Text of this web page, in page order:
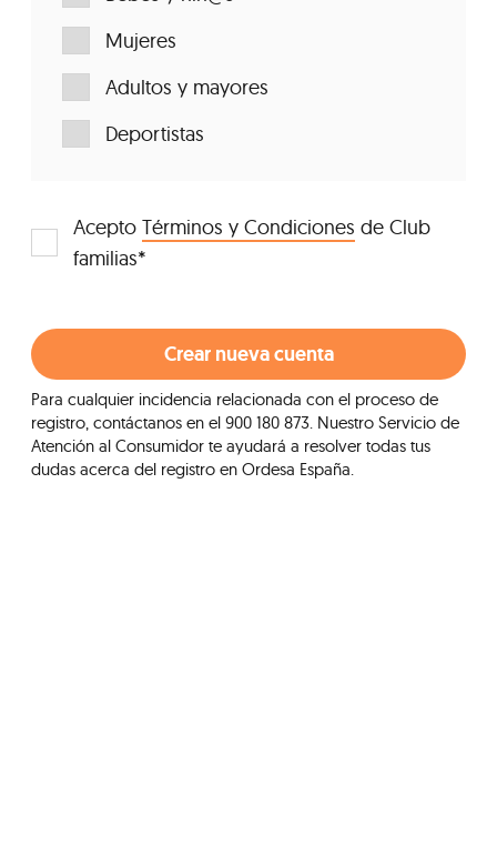
Mujeres
Adultos y mayores
Deportistas
Acepto Términos y Condiciones de Club
familias*
Para cualquier incidencia relacionada con el proceso de
registro, contáctanos en el 900 180 873. Nuestro Servicio de
Atención al Consumidor te ayudará a resolver todas tus
dudas acerca del registro en Ordesa España.